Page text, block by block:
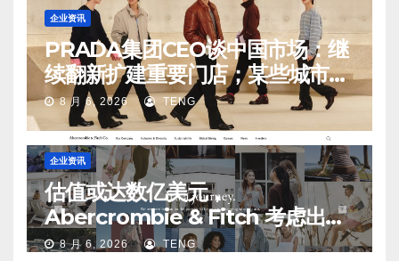
企业资讯
PRADA集团CEO谈中国市场：继
续翻新扩建重要门店；某些城市的
第二、第三店不再有价值
8 月 6, 2026 TENG
企业资讯
估值或达数亿美元，
Abercrombie & Fitch 考虑出售
中国业务部分股权
8 月 6, 2026 TENG